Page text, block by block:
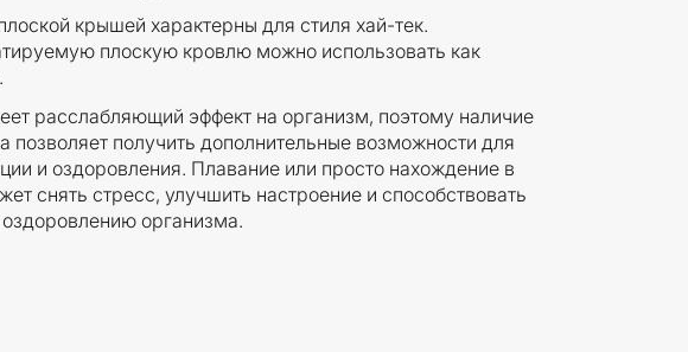
крышей характерны для стиля хай-тек.
плоскую кровлю можно использовать как
расслабляющий эффект на организм, поэтому наличие
позволяет получить дополнительные возможности для
и оздоровления. Плавание или просто нахождение в
снять стресс, улучшить настроение и способствовать
организма.